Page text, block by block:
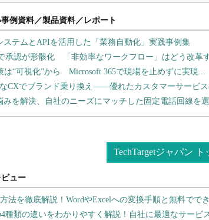
例資料／製品資料／レポート
ステムとAPIを活用した「業務自動化」実践事例集
承認が形骸化 「非効率なワークフロー」はどう改革
は“可視化”から Microsoft 365で現場を止めずに実現...
CXでブランド乗り換え――優れたカスタマーサービ
みを解決、自社のニーズにマッチした固定電話回線を
TechTargetジャパン ト
法を徹底解説！WordやExcelへの変換手順と無料でで
4種類の違いをわかりやすく解説！自社に最適なサービ